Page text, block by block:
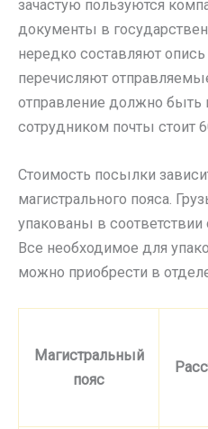
зачастую пользуются
документы в
нередко составляют
перечисляют
отправление должно
сотрудником почты стоит
Стоимость посылки
магистрального пояса.
упакованы в
Все необходимое для
можно приобрести в
Магистральный
пояс